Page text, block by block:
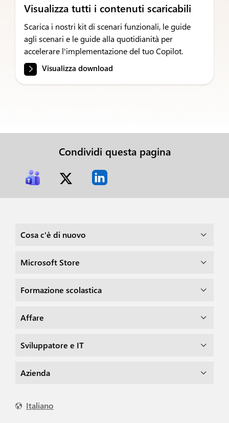
Visualizza tutti i contenuti scaricabili
Scarica i nostri kit di scenari funzionali, le guide
agli scenari e le guide alla quotidianità per
accelerare l'implementazione del tuo Copilot.
Visualizza download
Condividi questa pagina
Cosa c'è di nuovo
Microsoft Store
Formazione scolastica
Affare
Sviluppatore e IT
Azienda
Italiano